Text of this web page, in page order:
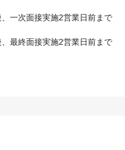
一次面接実施2営業日前まで
最終面接実施2営業日前まで